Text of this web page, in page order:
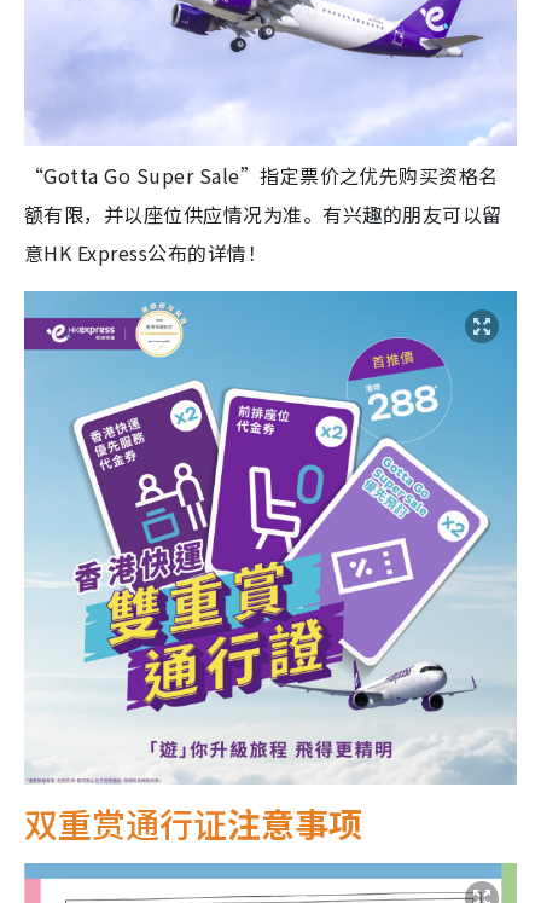
“Gotta Go Super Sale”指定票价之优先购买资格名
额有限，并以座位供应情况为准。有兴趣的朋友可以留
意HK Express公布的详情！
双重赏通行证注意事项